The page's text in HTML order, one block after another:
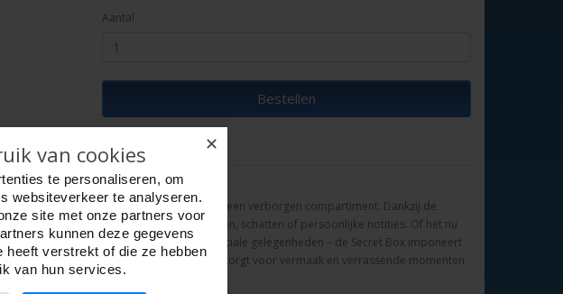
Aantal
Bestellen
maar met vaardige hantering onthult zich een verborgen compartiment. Dankzij de
verstopplaats voor kleine geschenken, schatten of persoonlijke notities. Of het nu
of als een originele verstopplek voor speciale gelegenheden – de Secret Box imponeert
ontwerp met slimme verfijning en zorgt voor vermaak en verrassende momenten.
bewaart!
✕
van cookies
te personaliseren, om
websiteverkeer te analyseren.
site met onze partners voor
kunnen deze gegevens
heeft verstrekt of die ze hebben
van hun services.